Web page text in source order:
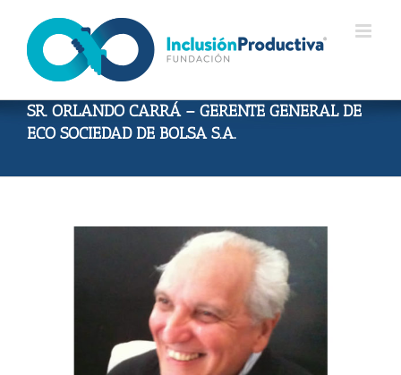
content
SR. ORLANDO CARRÁ – GERENTE GENERAL DE
ECO SOCIEDAD DE BOLSA S.A.